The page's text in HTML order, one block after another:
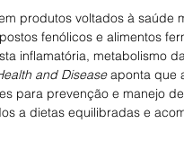
produtos voltados à
fenólicos e alimentos
inflamatória, metabolismo
and Disease aponta que
para prevenção e manejo
a dietas equilibradas e